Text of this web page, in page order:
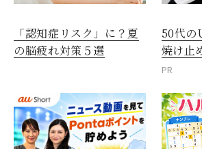
「認知症リスク」に？夏
の脳疲れ対策５選
50代の
焼け止
PR